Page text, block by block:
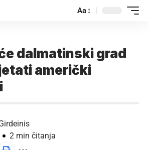
Aa
dalmatinski grad
američki
2 min čitanja